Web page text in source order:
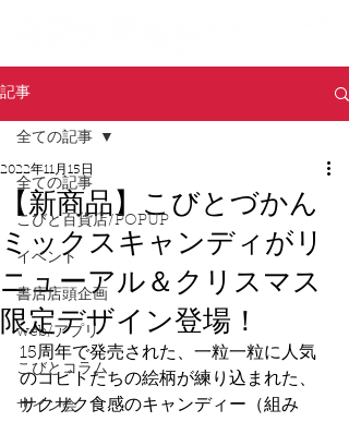
記事
全ての記事
こびと百貨店/POPUP
イベント
書店店頭企画
web/アプリ
こびとコラム
サイン会
全ての記事
【新商品】こびとづかん
ミックスキャンディがリ
ニューアル＆クリスマス
限定デザイン登場！
2022年11月15日
15周年で発売された、一粒一粒に人気
のコビトたちの絵柄が練り込まれた、
サクサク食感のキャンディー（組み